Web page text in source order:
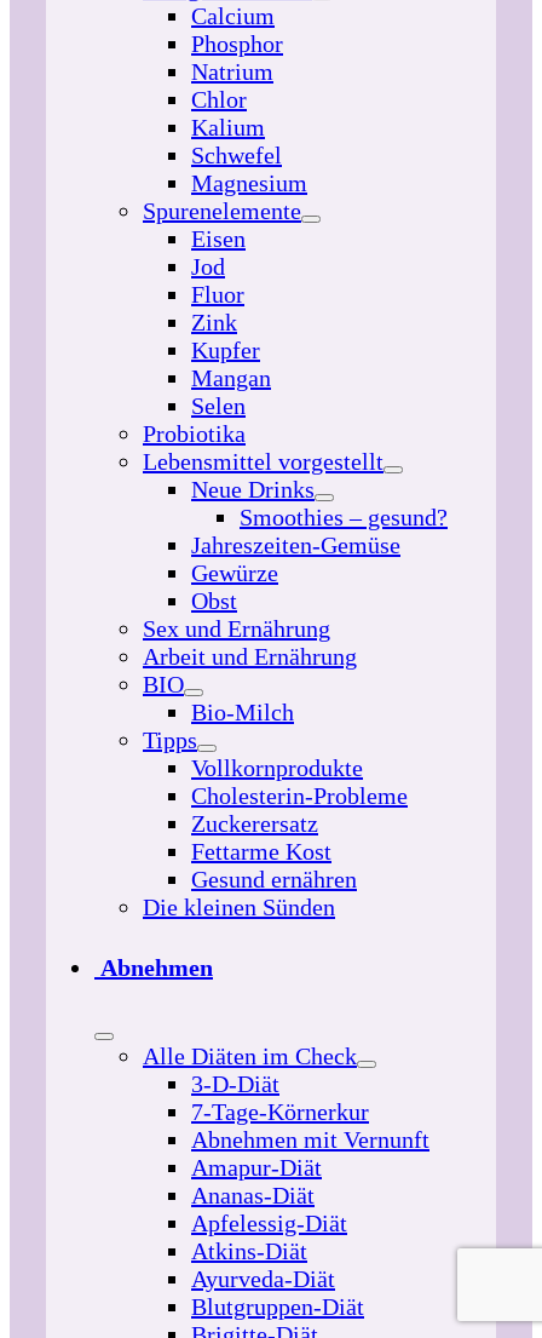
Calcium
Phosphor
Natrium
Chlor
Kalium
Schwefel
Magnesium
Spurenelemente
Eisen
Jod
Fluor
Zink
Kupfer
Mangan
Selen
Probiotika
Lebensmittel vorgestellt
Neue Drinks
Smoothies – gesund?
Jahreszeiten-Gemüse
Gewürze
Obst
Sex und Ernährung
Arbeit und Ernährung
BIO
Bio-Milch
Tipps
Vollkornprodukte
Cholesterin-Probleme
Zuckerersatz
Fettarme Kost
Gesund ernähren
Die kleinen Sünden
Abnehmen
Alle Diäten im Check
3-D-Diät
7-Tage-Körnerkur
Abnehmen mit Vernunft
Amapur-Diät
Ananas-Diät
Apfelessig-Diät
Atkins-Diät
Ayurveda-Diät
Blutgruppen-Diät